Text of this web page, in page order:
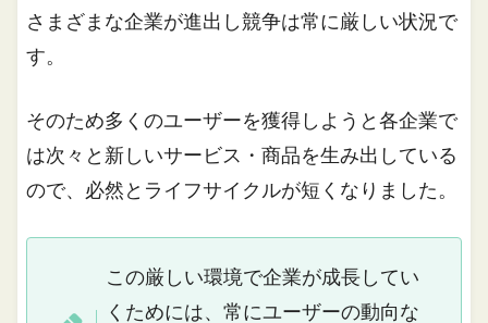
さまざまな企業が進出し競争は常に厳しい状況で
す。
そのため多くのユーザーを獲得しようと各企業で
は次々と新しいサービス・商品を生み出している
ので、必然とライフサイクルが短くなりました。
この厳しい環境で企業が成長してい
くためには、常にユーザーの動向な